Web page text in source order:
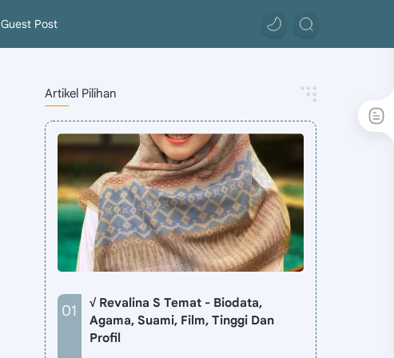
Guest Post
Artikel Pilihan
√ Revalina S Temat - Biodata,
Agama, Suami, Film, Tinggi Dan
Profil